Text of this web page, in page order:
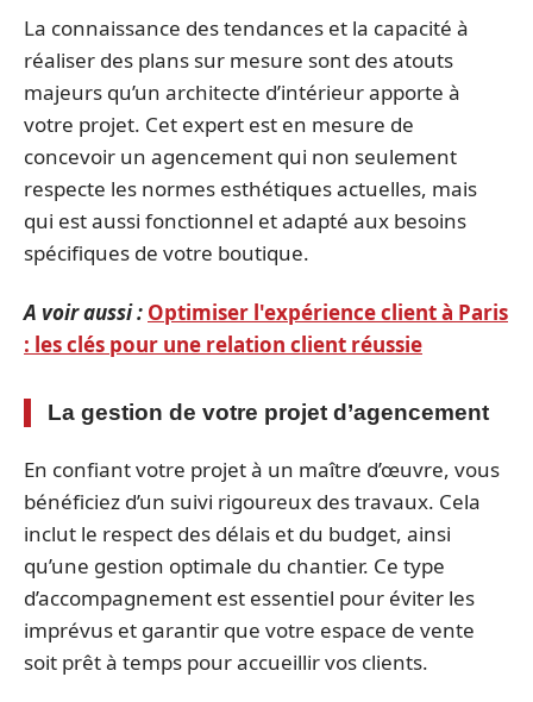
La connaissance des tendances et la capacité à
réaliser des plans sur mesure sont des atouts
majeurs qu’un architecte d’intérieur apporte à
votre projet. Cet expert est en mesure de
concevoir un agencement qui non seulement
respecte les normes esthétiques actuelles, mais
qui est aussi fonctionnel et adapté aux besoins
spécifiques de votre boutique.
A voir aussi : Optimiser l'expérience client à Paris
: les clés pour une relation client réussie
La gestion de votre projet d’agencement
En confiant votre projet à un maître d’œuvre, vous
bénéficiez d’un suivi rigoureux des travaux. Cela
inclut le respect des délais et du budget, ainsi
qu’une gestion optimale du chantier. Ce type
d’accompagnement est essentiel pour éviter les
imprévus et garantir que votre espace de vente
soit prêt à temps pour accueillir vos clients.